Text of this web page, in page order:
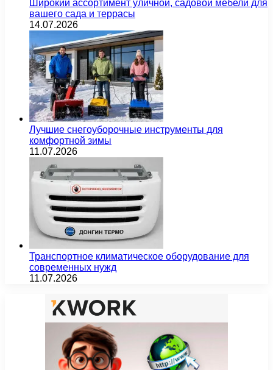
Широкий ассортимент уличной, садовой мебели для
вашего сада и террасы
14.07.2026
Лучшие снегоуборочные инструменты для
комфортной зимы
11.07.2026
Транспортное климатическое оборудование для
современных нужд
11.07.2026